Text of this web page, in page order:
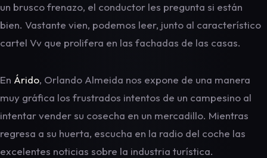
un brusco frenazo, el conductor les pregunta si están
bien. Vastante vien, podemos leer, junto al característico
cartel Vv que prolifera en las fachadas de las casas.
En Árido, Orlando Almeida nos expone de una manera
muy gráfica los frustrados intentos de un campesino al
intentar vender su cosecha en un mercadillo. Mientras
regresa a su huerta, escucha en la radio del coche las
excelentes noticias sobre la industria turística.